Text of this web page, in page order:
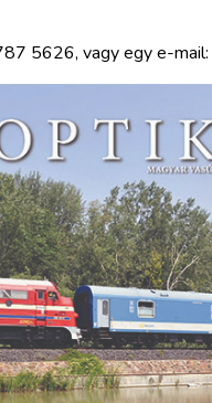
5626, vagy egy e-mail: